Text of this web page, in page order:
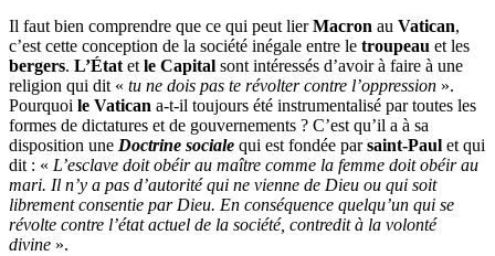
Il faut bien comprendre que ce qui peut lierMacron au Vatican,
c’est cette conception de la société inégale entre le troupeau et les
bergers. L’État et le Capital sont intéressés d’avoir à faire à une
religion qui dit « tu ne dois pas te révolter contre l’oppression ».
Pourquoi le Vatican a-t-il toujours été instrumentalisé par toutes les
formes de dictatures et de gouvernements ? C’est qu’il a à sa
disposition une Doctrine sociale qui est fondée parsaint-Paul et qui
dit : « L’esclave doit obéir au maître comme la femme doit obéir au
mari. Il n’y a pas d’autorité qui ne vienne de Dieu ou qui soit
librement consentie par Dieu. En conséquence quelqu’un qui se
révolte contre l’état actuel de la société, contredit à la volonté
divine ».